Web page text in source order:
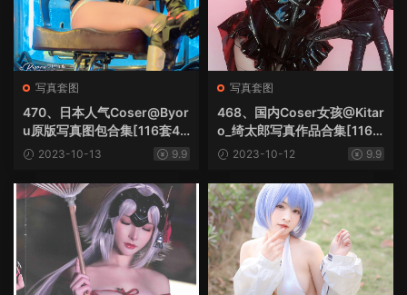
写真套图
470、日本人气Coser@Byor
u原版写真图包合集[116套47.
9G]2023-10-13 9.9
写真套图
468、国内Coser女孩@Kitar
o_绮太郎写真作品合集[116
套15.5G]
2023-10-12 9.9